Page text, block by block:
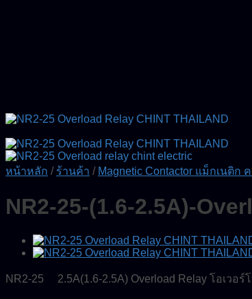
หน้าหลัก / ร้านค้า / Magnetic Contactor แม็กเนติก
NR2-25-(1.6-2.5A)-
NR2-25 2.5A(1.6-2.5A) Overload Relay โอเวอร์